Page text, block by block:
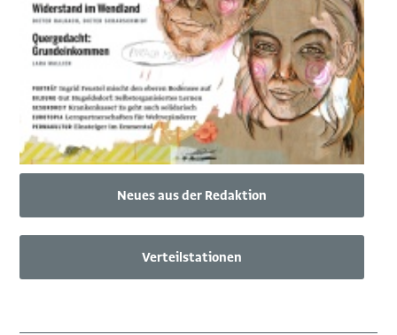
Neues aus der Redaktion
Verteilstationen